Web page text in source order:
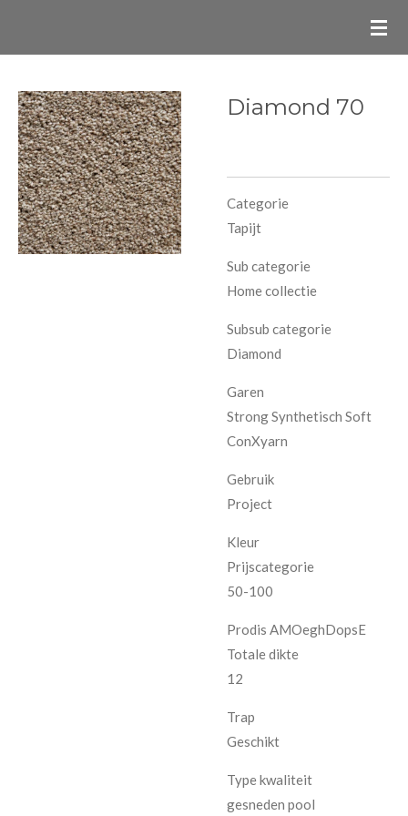
de
hoofdinhoud
Diamond 70
Categorie
Tapijt
Sub categorie
Home collectie
Subsub categorie
Diamond
Garen
Strong Synthetisch Soft
ConXyarn
Gebruik
Project
Kleur
Prijscategorie
50-100
Prodis AMOeghDopsE
Totale dikte
12
Trap
Geschikt
Type kwaliteit
gesneden pool